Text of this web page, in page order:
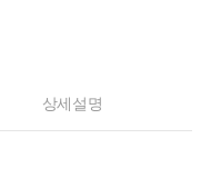
상세설명